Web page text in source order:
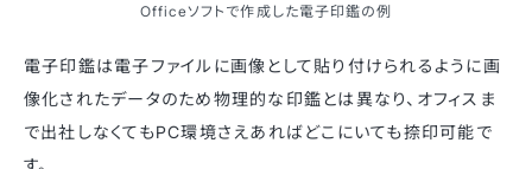
Officeソフトで作成した電子印鑑の例
電子印鑑は電子ファイルに画像として貼り付けられるように画
像化されたデータのため物理的な印鑑とは異なり、オフィスま
で出社しなくてもPC環境さえあればどこにいても捺印可能で
す。